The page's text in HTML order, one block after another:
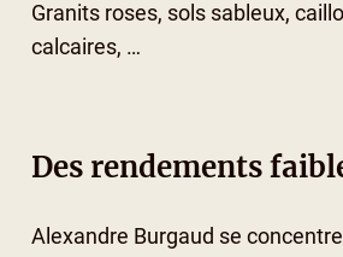
Granits roses, sols sableux,
calcaires, …
Des rendements
Alexandre Burgaud se